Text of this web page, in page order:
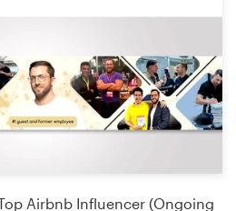
Airbnb Influencer (Ongoing